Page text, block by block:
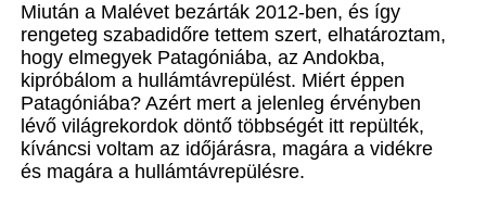
Miután a Malévet bezárták 2012-ben, és így
rengeteg szabadidőre tettem szert, elhatároztam,
hogy elmegyek Patagóniába, az Andokba,
kipróbálom a hullámtávrepülést. Miért éppen
Patagóniába? Azért mert a jelenleg érvényben
lévő világrekordok döntő többségét itt repülték,
kíváncsi voltam az időjárásra, magára a vidékre
és magára a hullámtávrepülésre.